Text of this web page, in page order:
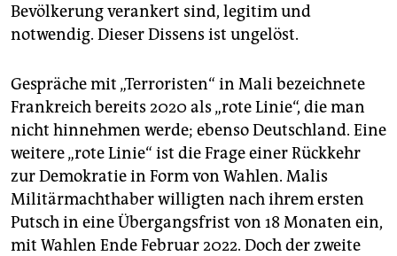
Bevölkerung verankert sind, legitim und
notwendig. Dieser Dissens ist ungelöst.
Gespräche mit „Terroristen“ in Mali bezeichnete
Frankreich bereits 2020 als „rote Linie“, die man
nicht hinnehmen werde; ebenso Deutschland. Eine
weitere „rote Linie“ ist die Frage einer Rückkehr
zur Demokratie in Form von Wahlen. Malis
Militärmachthaber willigten nach ihrem ersten
Putsch in eine Übergangsfrist von 18 Monaten ein,
mit Wahlen Ende Februar 2022. Doch der zweite